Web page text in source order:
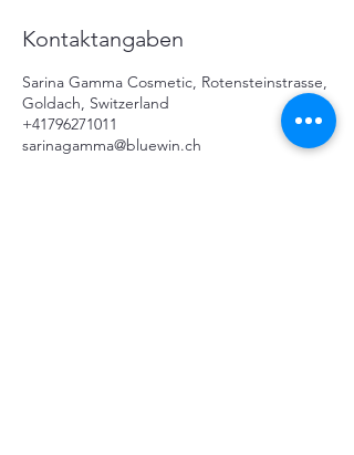
Kontaktangaben
Sarina Gamma Cosmetic, Rotensteinstrasse,
Goldach, Switzerland
+41796271011
sarinagamma@bluewin.ch